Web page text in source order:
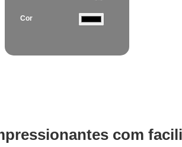
Cor
com